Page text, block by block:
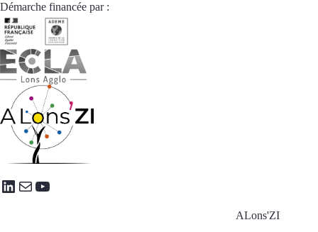
Démarche financée par :
LinkedIn
E-mailYouTube
ALons'ZI